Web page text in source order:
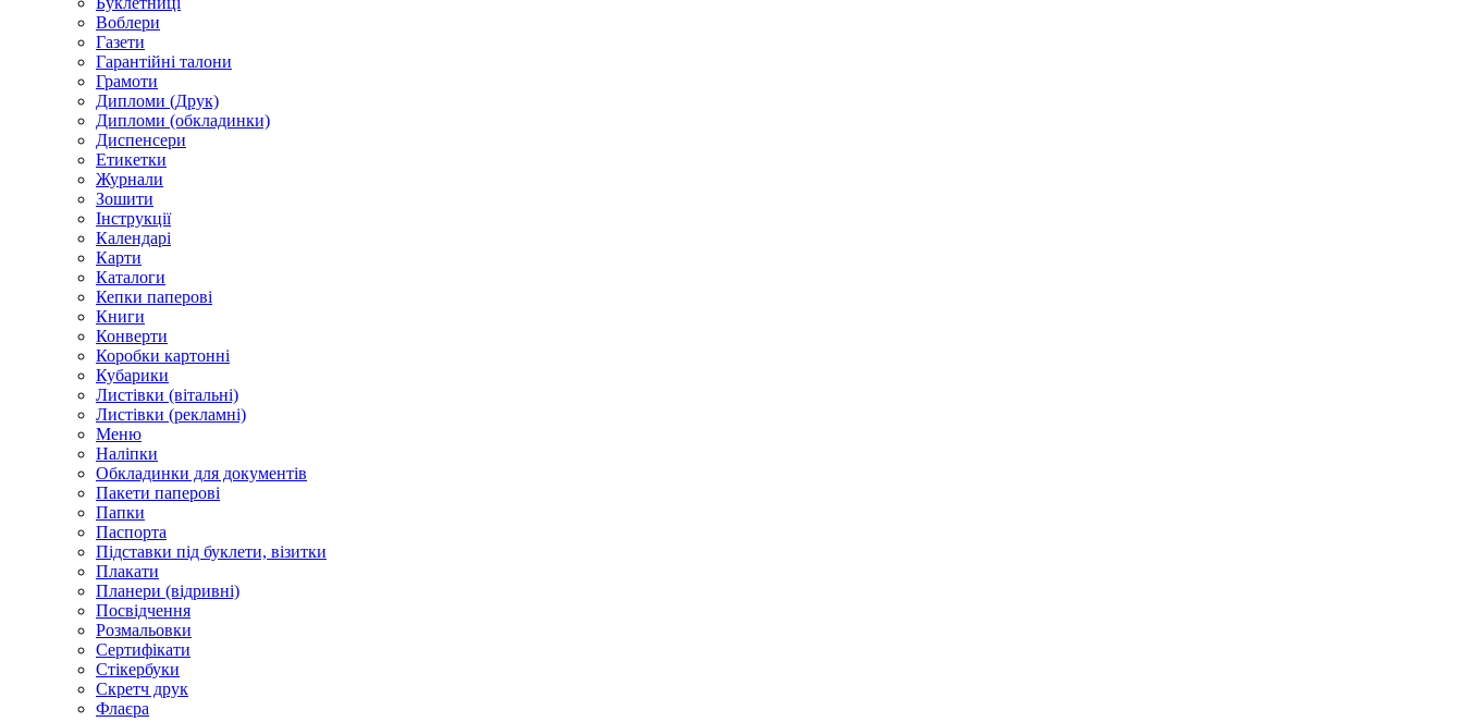
Воблери
Газети
Гарантійні талони
Грамоти
Дипломи (Друк)
Дипломи (обкладинки)
Диспенсери
Етикетки
Журнали
Зошити
Інструкції
Календарі
Карти
Каталоги
Кепки паперові
Книги
Конверти
Коробки картонні
Кубарики
Листівки (вітальні)
Листівки (рекламні)
Меню
Наліпки
Обкладинки для документів
Пакети паперові
Папки
Паспорта
Підставки під буклети, візитки
Плакати
Планери (відривні)
Посвідчення
Розмальовки
Сертифікати
Стікербуки
Скретч друк
Флаєра